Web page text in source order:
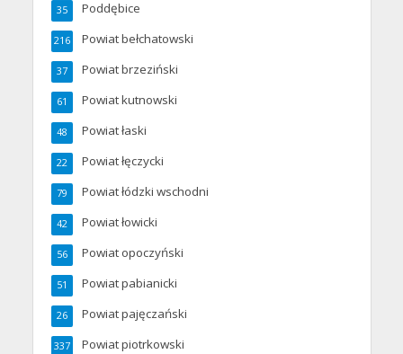
Poddębice
35
Powiat bełchatowski
216
Powiat brzeziński
37
Powiat kutnowski
61
Powiat łaski
48
Powiat łęczycki
22
Powiat łódzki wschodni
79
Powiat łowicki
42
Powiat opoczyński
56
Powiat pabianicki
51
Powiat pajęczański
26
Powiat piotrkowski
337